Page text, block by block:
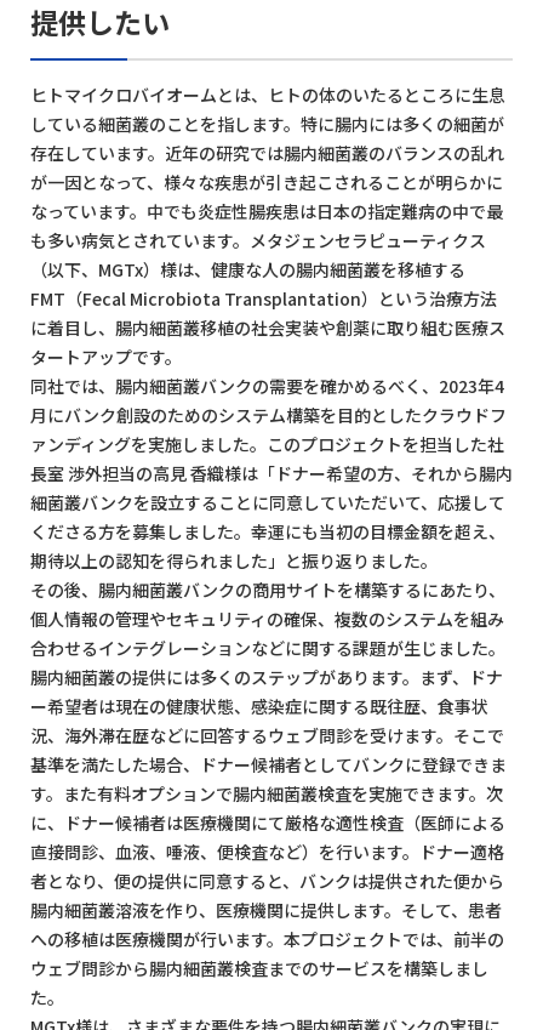
提供したい
ヒトマイクロバイオームとは、ヒトの体のいたるところに生息
している細菌叢のことを指します。特に腸内には多くの細菌が
存在しています。近年の研究では腸内細菌叢のバランスの乱れ
が一因となって、様々な疾患が引き起こされることが明らかに
なっています。中でも炎症性腸疾患は日本の指定難病の中で最
も多い病気とされています。メタジェンセラピューティクス
（以下、MGTx）様は、健康な人の腸内細菌叢を移植する
FMT（Fecal Microbiota Transplantation）という治療方法
に着目し、腸内細菌叢移植の社会実装や創薬に取り組む医療ス
タートアップです。
同社では、腸内細菌叢バンクの需要を確かめるべく、2023年4
月にバンク創設のためのシステム構築を目的としたクラウドフ
ァンディングを実施しました。このプロジェクトを担当した社
長室 渉外担当の高見 香織様は「ドナー希望の方、それから腸内
細菌叢バンクを設立することに同意していただいて、応援して
くださる方を募集しました。幸運にも当初の目標金額を超え、
期待以上の認知を得られました」と振り返りました。
その後、腸内細菌叢バンクの商用サイトを構築するにあたり、
個人情報の管理やセキュリティの確保、複数のシステムを組み
合わせるインテグレーションなどに関する課題が生じました。
腸内細菌叢の提供には多くのステップがあります。まず、ドナ
ー希望者は現在の健康状態、感染症に関する既往歴、食事状
況、海外滞在歴などに回答するウェブ問診を受けます。そこで
基準を満たした場合、ドナー候補者としてバンクに登録できま
す。また有料オプションで腸内細菌叢検査を実施できます。次
に、ドナー候補者は医療機関にて厳格な適性検査（医師による
直接問診、血液、唾液、便検査など）を行います。ドナー適格
者となり、便の提供に同意すると、バンクは提供された便から
腸内細菌叢溶液を作り、医療機関に提供します。そして、患者
への移植は医療機関が行います。本プロジェクトでは、前半の
ウェブ問診から腸内細菌叢検査までのサービスを構築しまし
た。